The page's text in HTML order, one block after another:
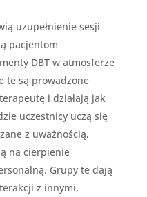
uzupełnienie sesji
pacjentom
DBT w atmosferze
te są prowadzone
i działają jak
uczestnicy uczą się
z uważnością,
na cierpienie
Grupy te dają
z innymi,